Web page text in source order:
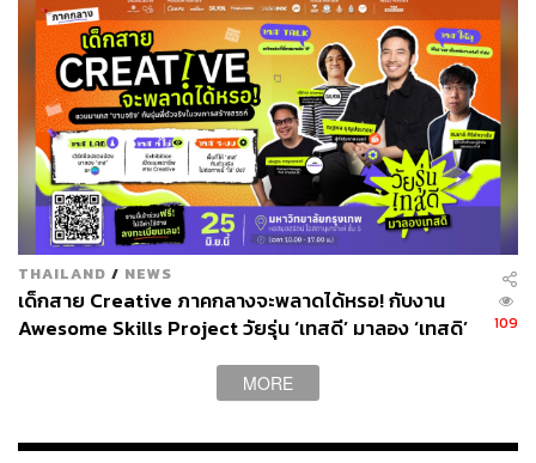
THAILAND / NEWS
เด็กสาย Creative ภาคกลางจะพลาดได้หรอ! กับงาน
Awesome Skills Project วัยรุ่น ‘เทสดี’ มาลอง ‘เทสดิ’
109
MORE